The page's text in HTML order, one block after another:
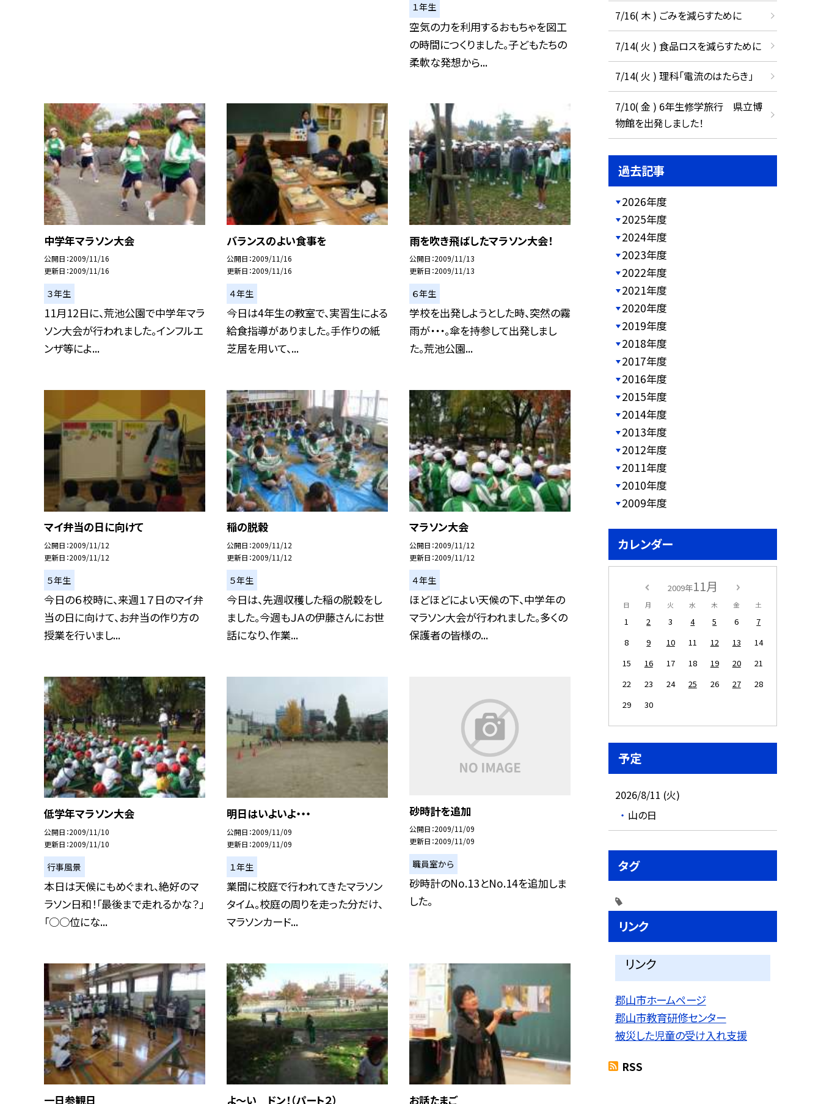
１年生
空気の力を利用するおもちゃを図工
の時間につくりました。子どもたちの
柔軟な発想から...
中学年マラソン大会
公開日 2009/11/16
更新日 2009/11/16
３年生
11月12日に、荒池公園で中学年マラ
ソン大会が行われました。インフルエ
ンザ等によ...
バランスのよい食事を
公開日 2009/11/16
更新日 2009/11/16
４年生
今日は4年生の教室で、実習生による
給食指導がありました。手作りの紙
芝居を用いて、...
雨を吹き飛ばしたマラソン大会！
公開日 2009/11/13
更新日 2009/11/13
６年生
学校を出発しようとした時、突然の霧
雨が・・・。傘を持参して出発しまし
た。荒池公園...
マイ弁当の日に向けて
公開日 2009/11/12
更新日 2009/11/12
５年生
今日の６校時に、来週１７日のマイ弁
当の日に向けて、お弁当の作り方の
授業を行いまし...
稲の脱穀
公開日 2009/11/12
更新日 2009/11/12
５年生
今日は、先週収穫した稲の脱穀をし
ました。今週もＪＡの伊藤さんにお世
話になり、作業...
マラソン大会
公開日 2009/11/12
更新日 2009/11/12
４年生
ほどほどによい天候の下、中学年の
マラソン大会が行われました。多くの
保護者の皆様の...
低学年マラソン大会
公開日 2009/11/10
更新日 2009/11/10
行事風景
本日は天候にもめぐまれ、絶好のマ
ラソン日和！「最後まで走れるかな？」
「○○位にな...
明日はいよいよ・・・
公開日 2009/11/09
更新日 2009/11/09
１年生
業間に校庭で行われてきたマラソン
タイム。校庭の周りを走った分だけ、
マラソンカード...
砂時計を追加
公開日 2009/11/09
更新日 2009/11/09
職員室から
砂時計のNo.13とNo.14を追加しま
した。
一日参観日 よ〜い ドン！（パート２） お話たまご
7/16( 木 ) ごみを減らすために
7/14( 火 ) 食品ロスを減らすために
7/14( 火 ) 理科「電流のはたらき」
7/10( 金 ) 6年生修学旅行 県立博
物館を出発しました！
過去記事
2026年度
2025年度
2024年度
2023年度
2022年度
2021年度
2020年度
2019年度
2018年度
2017年度
2016年度
2015年度
2014年度
2013年度
2012年度
2011年度
2010年度
2009年度
カレンダー
2009年11月
日 月 火 水 木 金 土
1 2 3 4 5 6
7
8
9 10 11 12 13
14
15
16 17 18 19 20
21
22
23 24 25 26 27
28
29
30
予定
2026/8/11 (火)
山の日
タグ
リンク
リンク
郡山市ホームページ
郡山市教育研修センター
被災した児童の受け入れ支援
RSS